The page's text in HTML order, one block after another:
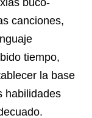
buco-
canciones,
tiempo,
la base
habilidades